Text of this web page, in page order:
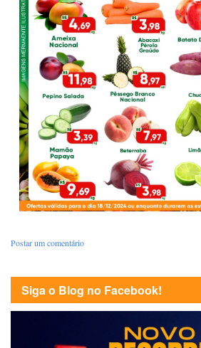
Postar um comentário
Siga o Blog no Facebook!